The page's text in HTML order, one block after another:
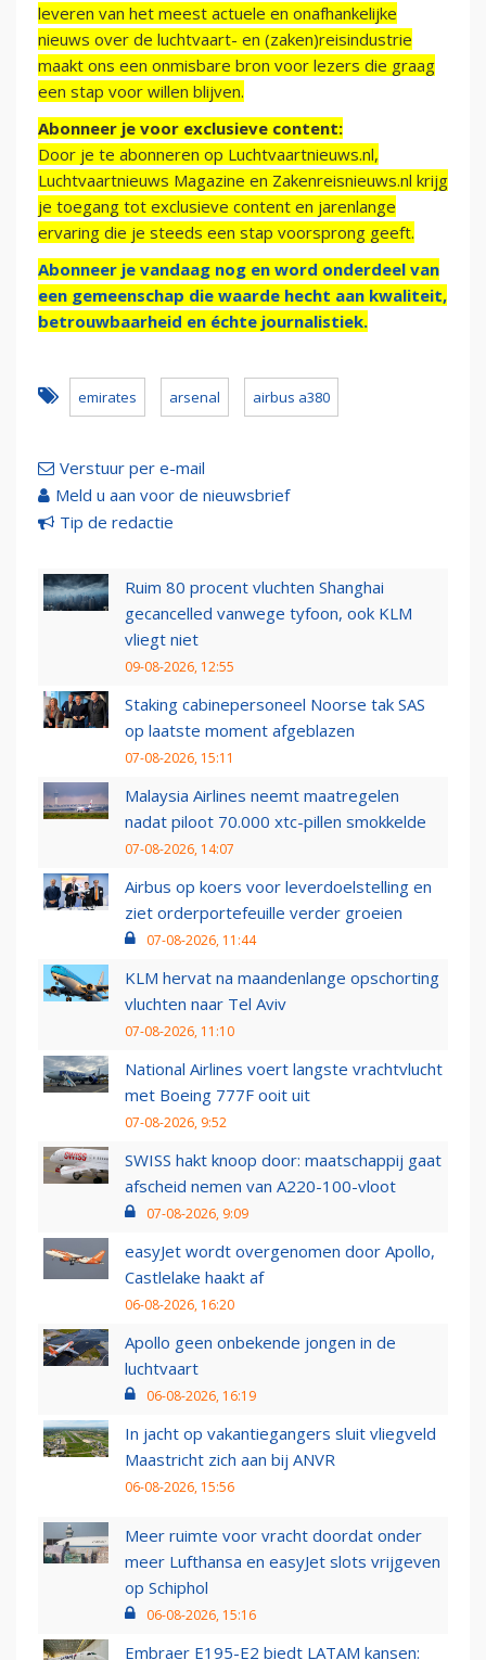
leveren van het meest actuele en onafhankelijke
nieuws over de luchtvaart- en (zaken)reisindustrie
maakt ons een onmisbare bron voor lezers die graag
een stap voor willen blijven.
Abonneer je voor exclusieve content:
Door je te abonneren op Luchtvaartnieuws.nl,
Luchtvaartnieuws Magazine en Zakenreisnieuws.nl krijg
je toegang tot exclusieve content en jarenlange
ervaring die je steeds een stap voorsprong geeft.
Abonneer je vandaag nog en word onderdeel van
een gemeenschap die waarde hecht aan kwaliteit,
betrouwbaarheid en échte journalistiek.
emirates arsenal airbus a380
Verstuur per e-mail
Meld u aan voor de nieuwsbrief
Tip de redactie
Ruim 80 procent vluchten Shanghai
gecancelled vanwege tyfoon, ook KLM
vliegt niet
09-08-2026, 12:55
Staking cabinepersoneel Noorse tak SAS
op laatste moment afgeblazen
07-08-2026, 15:11
Malaysia Airlines neemt maatregelen
nadat piloot 70.000 xtc-pillen smokkelde
07-08-2026, 14:07
Airbus op koers voor leverdoelstelling en
ziet orderportefeuille verder groeien
07-08-2026, 11:44
KLM hervat na maandenlange opschorting
vluchten naar Tel Aviv
07-08-2026, 11:10
National Airlines voert langste vrachtvlucht
met Boeing 777F ooit uit
07-08-2026, 9:52
SWISS hakt knoop door: maatschappij gaat
afscheid nemen van A220-100-vloot
07-08-2026, 9:09
easyJet wordt overgenomen door Apollo,
Castlelake haakt af
06-08-2026, 16:20
Apollo geen onbekende jongen in de
luchtvaart
06-08-2026, 16:19
In jacht op vakantiegangers sluit vliegveld
Maastricht zich aan bij ANVR
06-08-2026, 15:56
Meer ruimte voor vracht doordat onder
meer Lufthansa en easyJet slots vrijgeven
op Schiphol
06-08-2026, 15:16
Embraer E195-E2 biedt LATAM kansen: